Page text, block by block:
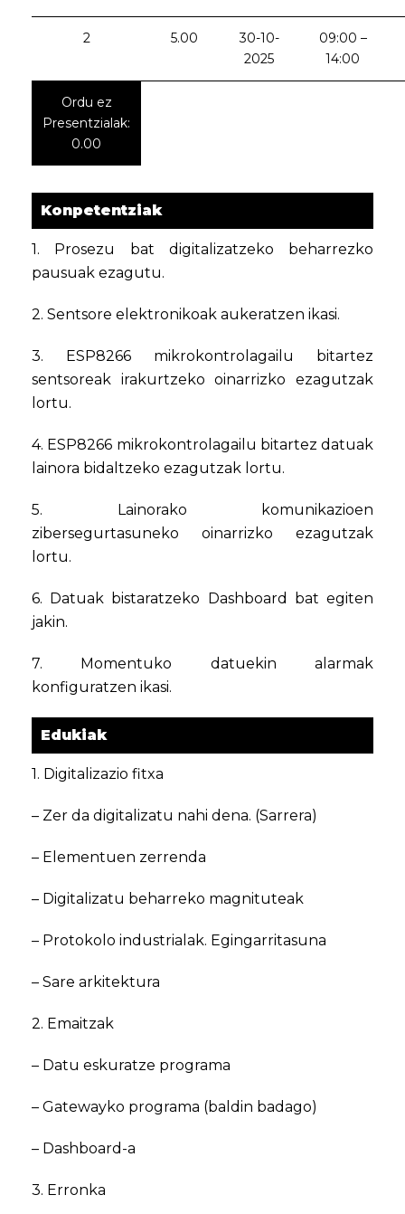
2 5.00
30-10-
2025
09:00 –
14:00
Ordu ez
Presentzialak:
0.00
Konpetentziak
1. Prosezu bat digitalizatzeko beharrezko
pausuak ezagutu.
2. Sentsore elektronikoak aukeratzen ikasi.
3. ESP8266 mikrokontrolagailu bitartez
sentsoreak irakurtzeko oinarrizko ezagutzak
lortu.
4. ESP8266 mikrokontrolagailu bitartez datuak
lainora bidaltzeko ezagutzak lortu.
5. Lainorako komunikazioen
zibersegurtasuneko oinarrizko ezagutzak
lortu.
6. Datuak bistaratzeko Dashboard bat egiten
jakin.
7. Momentuko datuekin alarmak
konfiguratzen ikasi.
Edukiak
1. Digitalizazio fitxa
– Zer da digitalizatu nahi dena. (Sarrera)
– Elementuen zerrenda
– Digitalizatu beharreko magnituteak
– Protokolo industrialak. Egingarritasuna
– Sare arkitektura
2. Emaitzak
– Datu eskuratze programa
– Gatewayko programa (baldin badago)
– Dashboard-a
3. Erronka